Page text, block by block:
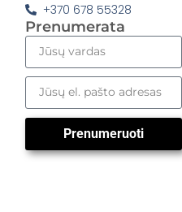
+370 678 55328
Prenumerata
Prenumeruoti